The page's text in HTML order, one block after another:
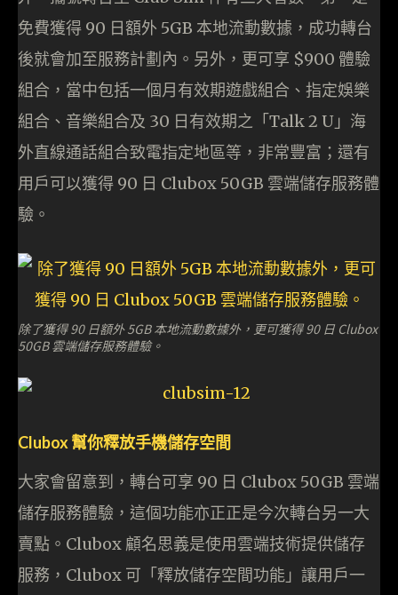
免費獲得 90 日額外 5GB 本地流動數據，成功轉台
後就會加至服務計劃內。另外，更可享 $900 體驗
組合，當中包括一個月有效期遊戲組合、指定娛樂
組合、音樂組合及 30 日有效期之「Talk 2 U」海
外直線通話組合致電指定地區等，非常豐富；還有
用戶可以獲得 90 日 Clubox 50GB 雲端儲存服務體
驗。
除了獲得 90 日額外 5GB 本地流動數據外，更可獲得 90 日 Clubox
50GB 雲端儲存服務體驗。
Clubox 幫你釋放手機儲存空間
大家會留意到，轉台可享 90 日 Clubox 50GB 雲端
儲存服務體驗，這個功能亦正正是今次轉台另一大
賣點。Clubox 顧名思義是使用雲端技術提供儲存
服務，Clubox 可「釋放儲存空間功能」讓用戶一